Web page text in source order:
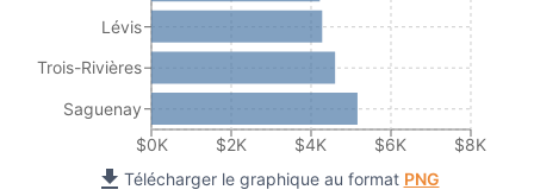
$0K $2K $4K $6K $8K
Lévis
Trois-Rivières
Saguenay
Télécharger le graphique au format PNG